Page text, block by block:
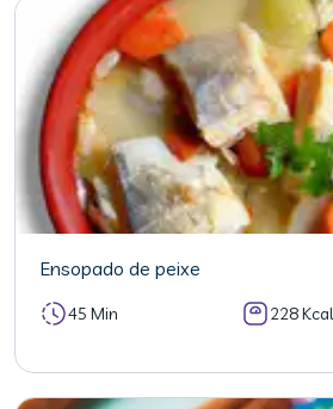
Ensopado de peixe
45 Min 228 Kcal